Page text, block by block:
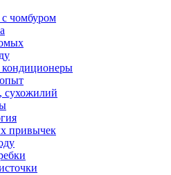
чомбуром
привычек